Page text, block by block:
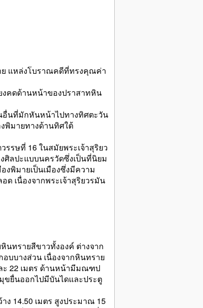
 แหล่งโบราณคดีที่ทรงคุณค่า
ยงคดด้านหน้าของปราสาทหิน
อื่นที่มักหันหน้าไปทางทิศตะวัน
พิมายทางด้านทิศใต้
รษที่ 16 ในสมัยพระเจ้าสุริยว
ศิลปะแบบนครวัดซึ่งเป็นที่นิยม
พิมายเป็นเมืองซึ่งมีความ
เนื่องจากพระเจ้าสุริยวรมัน
นทรายสีขาวทั้งองค์ ต่างจาก
บบางส่วน เนื่องจากหินทราย
ะ 22 เมตร ด้านหน้ามีมณฑป
ยื่นออกไปมีบันไดและประตู
ง 14.50 เมตร สูงประมาณ 15